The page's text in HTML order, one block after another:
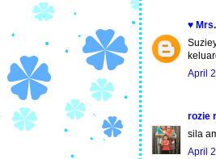
♥
April
rozie
sila
April